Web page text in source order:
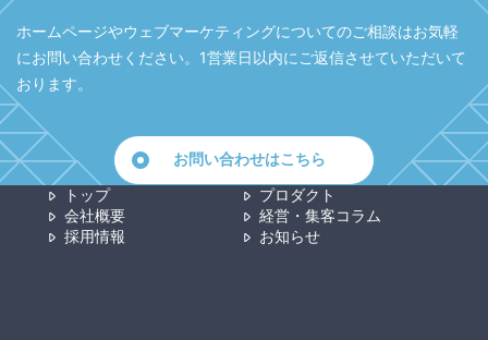
ホームページやウェブマーケティングについてのご相談はお気軽
にお問い合わせください。 1営業日以内にご返信させていただいて
おります。
お問い合わせはこちら
トップ
プロダクト
会社概要
経営・集客コラム
採用情報
お知らせ